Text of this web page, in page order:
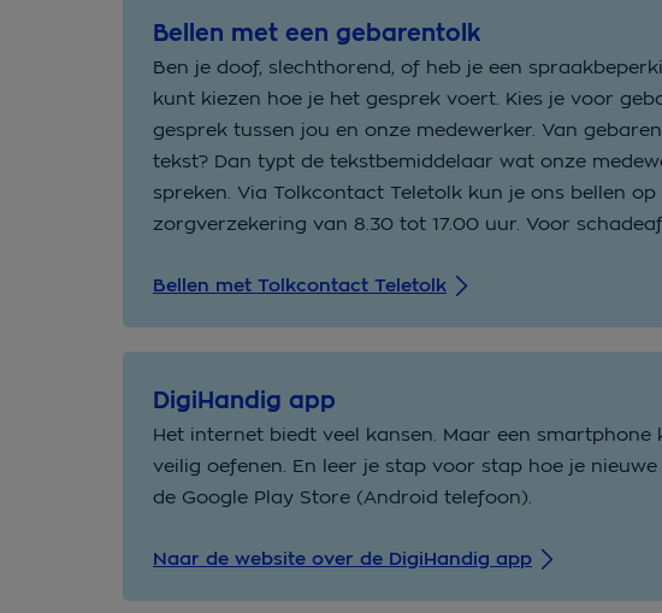
Bellen met een gebarentolk
Ben je doof, slechthorend, of heb je een
kunt kiezen hoe je het gesprek voert. Kies je voor
gesprek tussen jou en onze medewerker. Van
tekst? Dan typt de tekstbemiddelaar wat onze
spreken. Via Tolkcontact Teletolk kun je ons bellen
zorgverzekering van 8.30 tot 17.00 uur. Voor
Bellen met Tolkcontact Teletolk
DigiHandig app
Het internet biedt veel kansen. Maar een
veilig oefenen. En leer je stap voor stap hoe je
de Google Play Store (Android telefoon).
Naar de website over de DigiHandig app